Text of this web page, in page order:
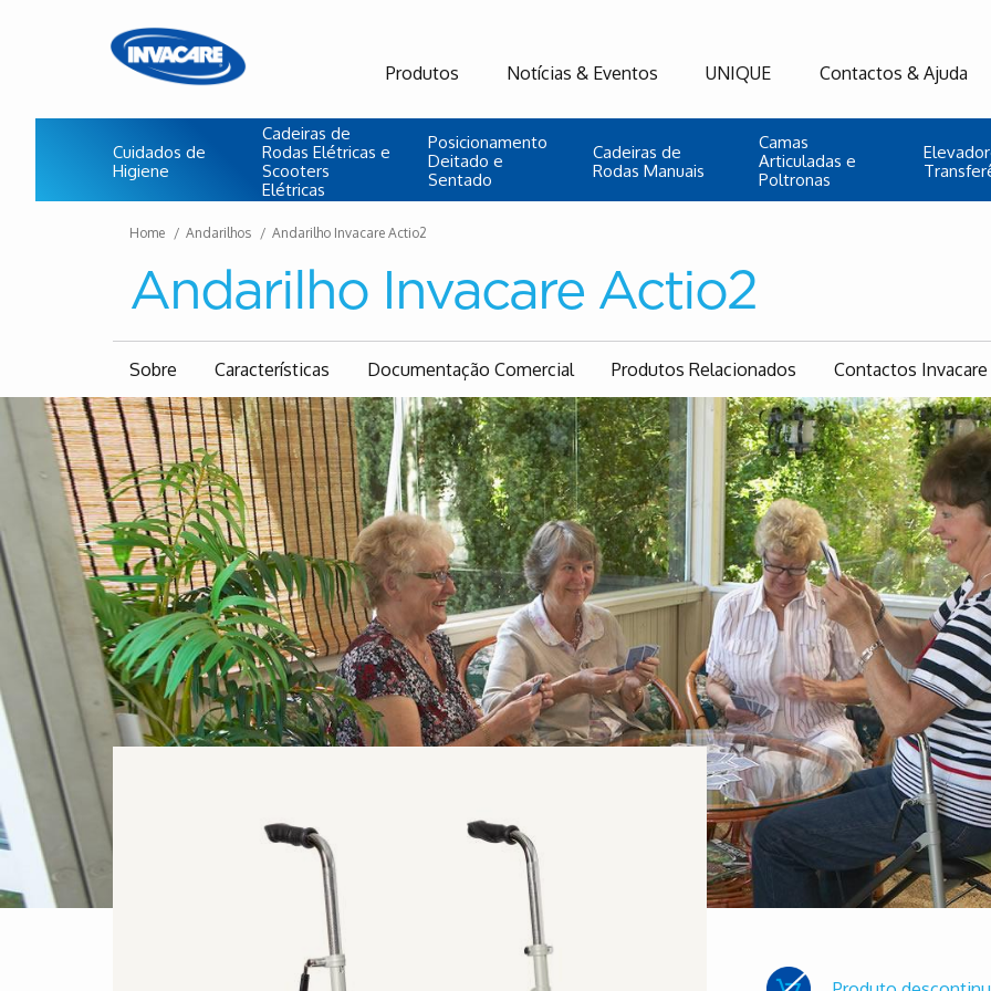
Produtos
Cuidados de
Higiene
Cadeiras de
Rodas Elétricas e
Scooters
Elétricas
Posicionamento
Deitado e
Sentado
Cadeiras de
Rodas Manuais
Camas
Articuladas e
Poltronas
Notícias & Eventos UNIQUE Contactos & Ajuda
Home Andarilhos Andarilho Invacare Actio2
Andarilho Invacare Actio2
Sobre Características Documentação Comercial Produtos Relacionados Contactos Invacare